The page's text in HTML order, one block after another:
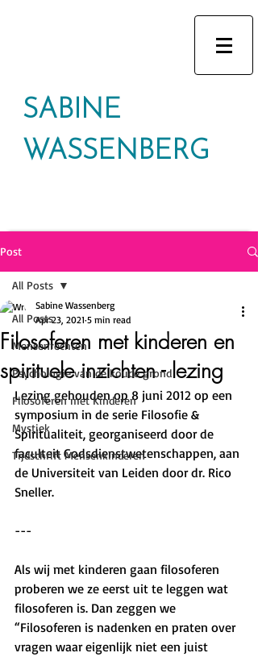
SABINE
WASSENBERG
Post
All Posts
Mensenrechten
Psychologie van de koude grond
Filosoferen met Kinderen
Mystiek
Tijdschrift Mensenkinderen
All Posts
Filosoferen met kinderen en
spirituele inzichten - lezing
Sabine Wassenberg
Apr 23, 2021 5 min read
Lezing gehouden op 8 juni 2012 op een
symposium in de serie Filosofie &
Spiritualiteit, georganiseerd door de
faculteit Godsdienstwetenschappen, aan
de Universiteit van Leiden door dr. Rico
Sneller.
---
Als wij met kinderen gaan filosoferen
proberen we ze eerst uit te leggen wat
filosoferen is. Dan zeggen we
“Filosoferen is nadenken en praten over
vragen waar eigenlijk niet een juist